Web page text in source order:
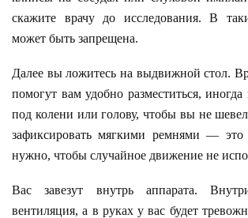
скажите врачу до исследования. В
может быть запрещена.
Далее вы ложитесь на выдвижной стол.
помогут вам удобно разместиться,
под колени или голову, чтобы вы не
зафиксировать мягкими ремнями —
нужно, чтобы случайное движение не
Вас завезут внутрь аппарата.
вентиляция, а в руках у вас будет